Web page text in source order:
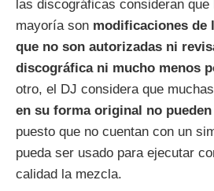
las discográficas consideran
mayoría son modificaciones de
que no son autorizadas ni
discográfica ni mucho menos
otro, el DJ considera que
en su forma original no
puesto que no cuentan con un
pueda ser usado para ejecutar
calidad la mezcla.